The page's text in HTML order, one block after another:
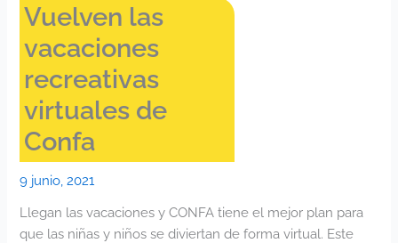
Vuelven las
vacaciones
recreativas
virtuales de
Confa
9 junio, 2021
Llegan las vacaciones y CONFA tiene el mejor plan para
que las niñas y niños se diviertan de forma virtual. Este